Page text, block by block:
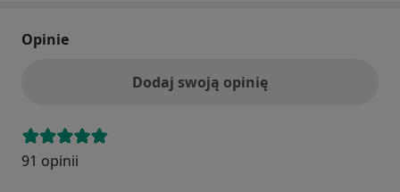
Opinie
Dodaj swoją opinię
91 opinii